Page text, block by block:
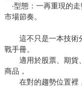
‧型態：一再重現的
市場節奏。
這不只是一本技術分
戰手冊。
適用於股票、期貨、
商品，
在對的趨勢位置裡，